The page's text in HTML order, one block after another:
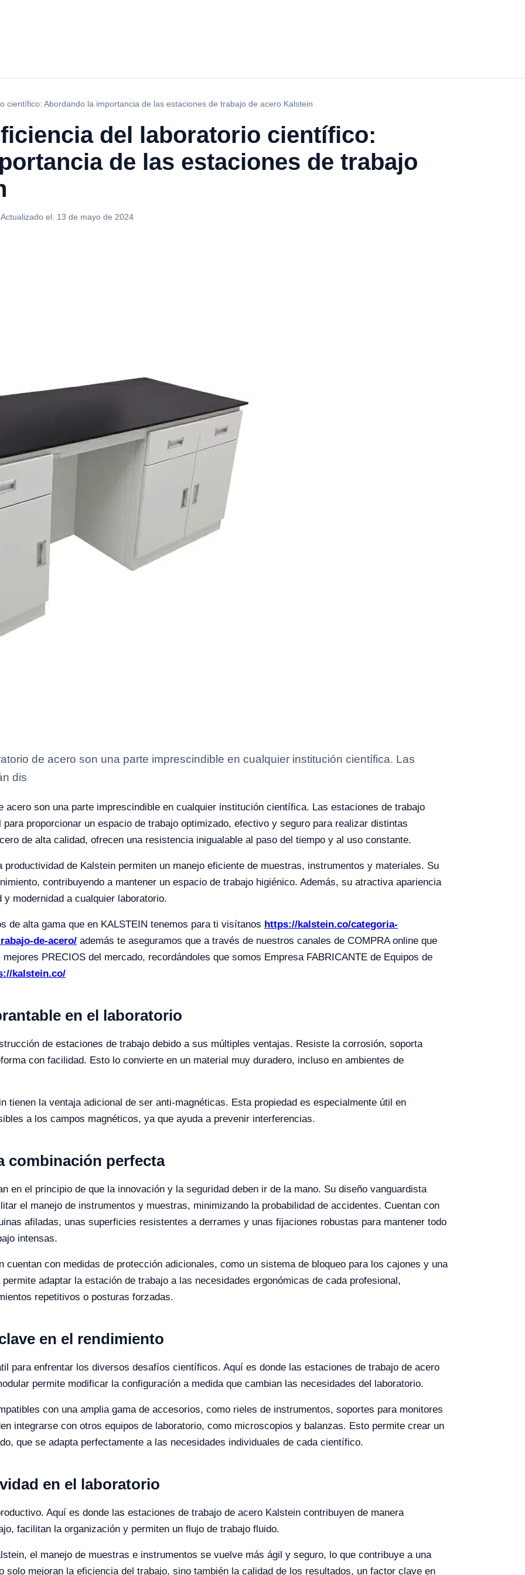
científico: Abordando la importancia de las estaciones de trabajo de acero Kalstein
del laboratorio científico:
de las estaciones de trabajo
Actualizado el: 13 de mayo de 2024
de acero son una parte imprescindible en cualquier institución científica. Las
dis
acero son una parte imprescindible en cualquier institución científica. Las estaciones de trabajo
proporcionar un espacio de trabajo optimizado, efectivo y seguro para realizar distintas
de alta calidad, ofrecen una resistencia inigualable al paso del tiempo y al uso constante.
de Kalstein permiten un manejo eficiente de muestras, instrumentos y materiales. Su
contribuyendo a mantener un espacio de trabajo higiénico. Además, su atractiva apariencia
modernidad a cualquier laboratorio.
de alta gama que en KALSTEIN tenemos para ti visítanos https://kalstein.co/categoria-
de-acero/ además te aseguramos que a través de nuestros canales de COMPRA online que
PRECIOS del mercado, recordándoles que somos Empresa FABRICANTE de Equipos de
kalstein.co/
en el laboratorio
de estaciones de trabajo debido a sus múltiples ventajas. Resiste la corrosión, soporta
con facilidad. Esto lo convierte en un material muy duradero, incluso en ambientes de
tienen la ventaja adicional de ser anti-magnéticas. Esta propiedad es especialmente útil en
a los campos magnéticos, ya que ayuda a prevenir interferencias.
combinación perfecta
en el principio de que la innovación y la seguridad deben ir de la mano. Su diseño vanguardista
el manejo de instrumentos y muestras, minimizando la probabilidad de accidentes. Cuentan con
afiladas, unas superficies resistentes a derrames y unas fijaciones robustas para mantener todo
intensas.
con medidas de protección adicionales, como un sistema de bloqueo para los cajones y una
adaptar la estación de trabajo a las necesidades ergonómicas de cada profesional,
repetitivos o posturas forzadas.
en el rendimiento
para enfrentar los diversos desafíos científicos. Aquí es donde las estaciones de trabajo de acero
permite modificar la configuración a medida que cambian las necesidades del laboratorio.
con una amplia gama de accesorios, como rieles de instrumentos, soportes para monitores
integrarse con otros equipos de laboratorio, como microscopios y balanzas. Esto permite crear un
que se adapta perfectamente a las necesidades individuales de cada científico.
en el laboratorio
Aquí es donde las estaciones de trabajo de acero Kalstein contribuyen de manera
facilitan la organización y permiten un flujo de trabajo fluido.
el manejo de muestras e instrumentos se vuelve más ágil y seguro, lo que contribuye a una
solo mejoran la eficiencia del trabajo, sino también la calidad de los resultados, un factor clave en